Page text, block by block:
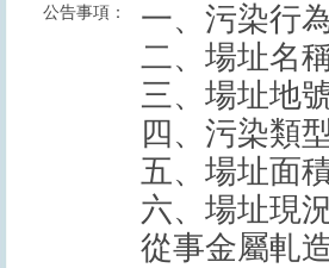
公告事項：
一、污染行
二、場址名
三、場址地
四、污染類
五、場址面
六、場址現
從事金屬軋